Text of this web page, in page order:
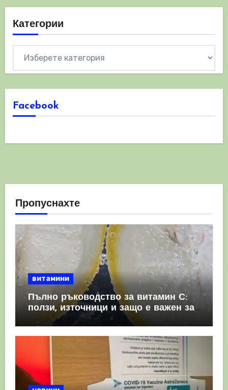
Категории
Facebook
Пропуснахте
витамини
Пълно ръководство за витамин С:
ползи, източници и защо е важен за
имунната система